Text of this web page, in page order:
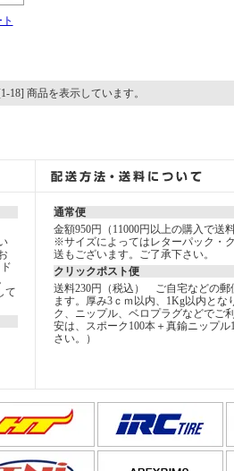
18] 商品を表示しています。
て
通常便
金額950円（11000円以上の購入で送料
※サイズによってはレターパック・
送もございます。ご了承下さい。
クリックポスト便
送料230円（税込） ご自宅などの郵
ます。厚み3ｃｍ以内、1Kg以内とな
ク、ニップル、ベロプラグなどでご
安は、スポーク100本＋真鍮ニップ
さい。）